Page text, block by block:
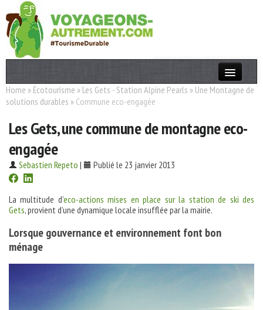
Actualités
Destinations
Acteurs
Thèmes
Home » Écotourisme » Les Gets - Station Alpine Pearls » Une Montagne de
solutions durables » Commune eco-engagée
Les Gets, une commune de montagne eco-
engagée
Sebastien Repeto | Publié le 23 janvier 2013
La multitude d’eco-actions mises en place sur la station de ski des
Gets, provient d’une dynamique locale insufflée par la mairie.
Lorsque gouvernance et environnement font bon
ménage